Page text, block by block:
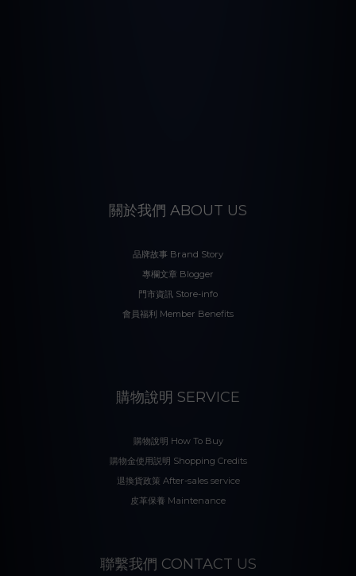
關於我們 ABOUT US
品牌故事 Brand Story
專欄文章 Blogger
門市資訊 Store-info
會員福利 Member Benefits
購物說明 SERVICE
購物說明 How To Buy
購物金使用説明 Shopping Credits
退換貨政策 After-sales service
皮革保養 Maintenance
聯繫我們 CONTACT US